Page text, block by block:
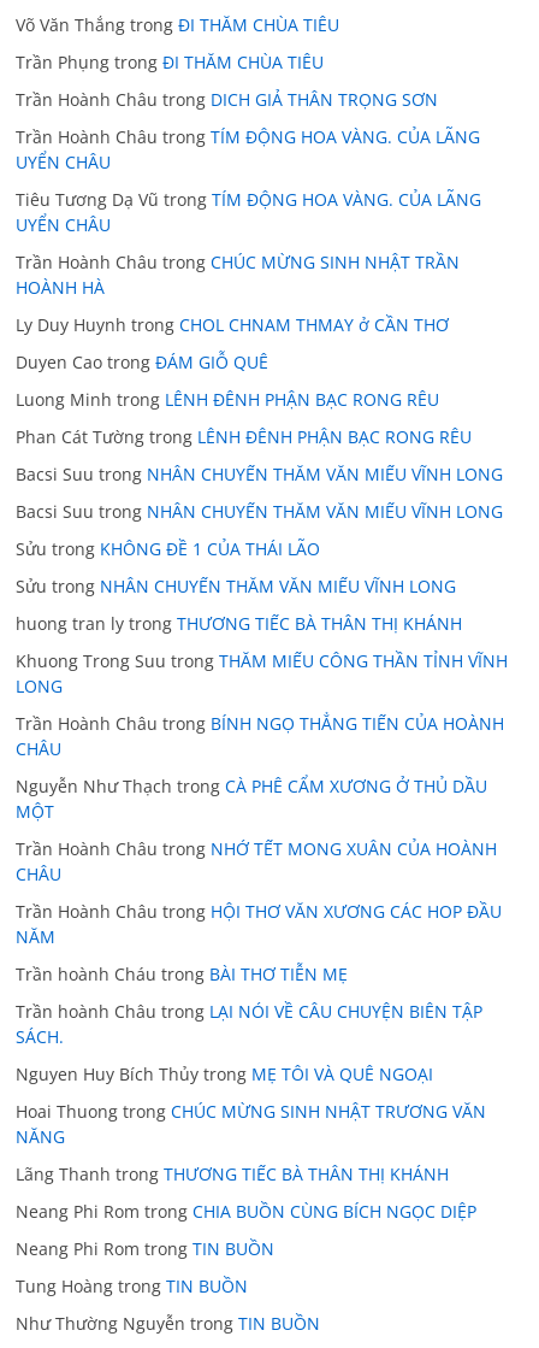
Võ Văn Thắng trongĐI THĂM CHÙA TIÊU
Trần Phụng trongĐI THĂM CHÙA TIÊU
Trần Hoành Châu trong DICH GIẢ THÂN TRỌNG SƠN
Trần Hoành Châu trongTÍM ĐỘNG HOA VÀNG. CỦA LÃNG
UYỂN CHÂU
Tiêu Tương Dạ Vũ trongTÍM ĐỘNG HOA VÀNG. CỦA LÃNG
UYỂN CHÂU
Trần Hoành Châu trongCHÚC MỪNG SINH NHẬT TRẦN
HOÀNH HÀ
Ly Duy Huynh trongCHOL CHNAM THMAY ở CẦN THƠ
Duyen Cao trongĐÁM GIỖ QUÊ
Luong Minh trong LÊNH ĐÊNH PHẬN BẠC RONG RÊU
Phan Cát Tường trong LÊNH ĐÊNH PHẬN BẠC RONG RÊU
Bacsi Suu trong NHÂN CHUYẾN THĂM VĂN MIẾU VĨNH LONG
Bacsi Suu trong NHÂN CHUYẾN THĂM VĂN MIẾU VĨNH LONG
Sửu trong KHÔNG ĐỀ 1 CỦA THÁI LÃO
Sửu trong NHÂN CHUYẾN THĂM VĂN MIẾU VĨNH LONG
huong tran ly trongTHƯƠNG TIẾC BÀ THÂN THỊ KHÁNH
Khuong Trong Suu trongTHĂM MIẾU CÔNG THẦN TỈNH VĨNH
LONG
Trần Hoành Châu trong BÍNH NGỌ THẲNG TIẾN CỦA HOÀNH
CHÂU
Nguyễn Như Thạch trongCÀ PHÊ CẨM XƯƠNG Ở THỦ DẦU
MỘT
Trần Hoành Châu trong NHỚ TẾT MONG XUÂN CỦA HOÀNH
CHÂU
Trần Hoành Châu trong HỘI THƠ VĂN XƯƠNG CÁC HOP ĐẦU
NĂM
Trần hoành Cháu trong BÀI THƠ TIỄN MẸ
Trần hoành Châu trong LẠI NÓI VỀ CÂU CHUYỆN BIÊN TẬP
SÁCH.
Nguyen Huy Bích Thủy trong MẸ TÔI VÀ QUÊ NGOẠI
Hoai Thuong trongCHÚC MỪNG SINH NHẬT TRƯƠNG VĂN
NĂNG
Lãng Thanh trongTHƯƠNG TIẾC BÀ THÂN THỊ KHÁNH
Neang Phi Rom trongCHIA BUỒN CÙNG BÍCH NGỌC DIỆP
Neang Phi Rom trongTIN BUỒN
Tung Hoàng trongTIN BUỒN
Như Thường Nguyễn trongTIN BUỒN